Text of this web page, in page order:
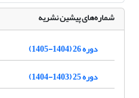
شماره‌های پیشین نشریه
دوره 26 (1404-1405)
دوره 25 (1403-1404)